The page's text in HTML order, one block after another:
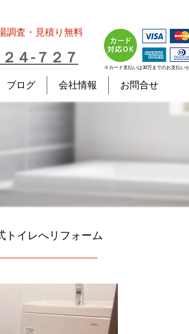
調査・見積り無料
４-７２７
※カード支払いは30万までのお支払い
ブログ 会社情報 お問合せ
トイレへリフォーム